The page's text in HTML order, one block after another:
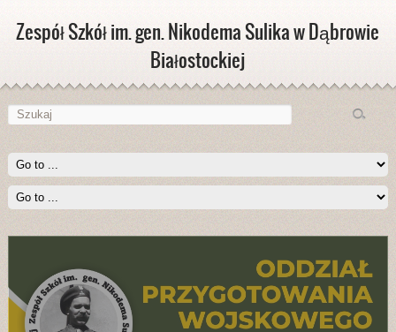
Zespół Szkół im. gen. Nikodema Sulika w Dąbrowie
Białostockiej